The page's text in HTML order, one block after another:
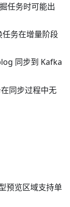
任务时可能出
务在增量阶段
同步到 Kafka
同步过程中无
预览区域支持单